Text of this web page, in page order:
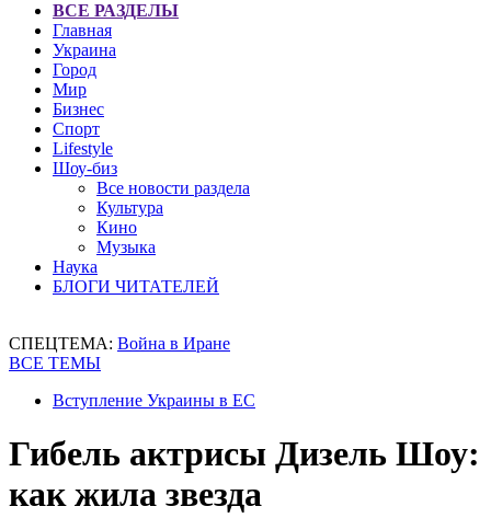
ВСЕ РАЗДЕЛЫ
Главная
Украина
Город
Мир
Бизнес
Спорт
Lifestyle
Шоу-биз
Все новости раздела
Культура
Кино
Музыка
Наука
БЛОГИ ЧИТАТЕЛЕЙ
СПЕЦТЕМА: Война в Иране
ВСЕ ТЕМЫ
Вступление Украины в ЕС
Гибель актрисы Дизель Шоу:
как жила звезда